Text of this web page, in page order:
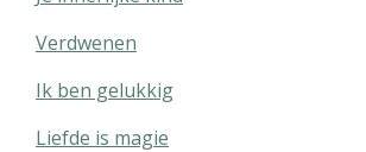
Verdwenen
Ik ben gelukkig
Liefde is magie